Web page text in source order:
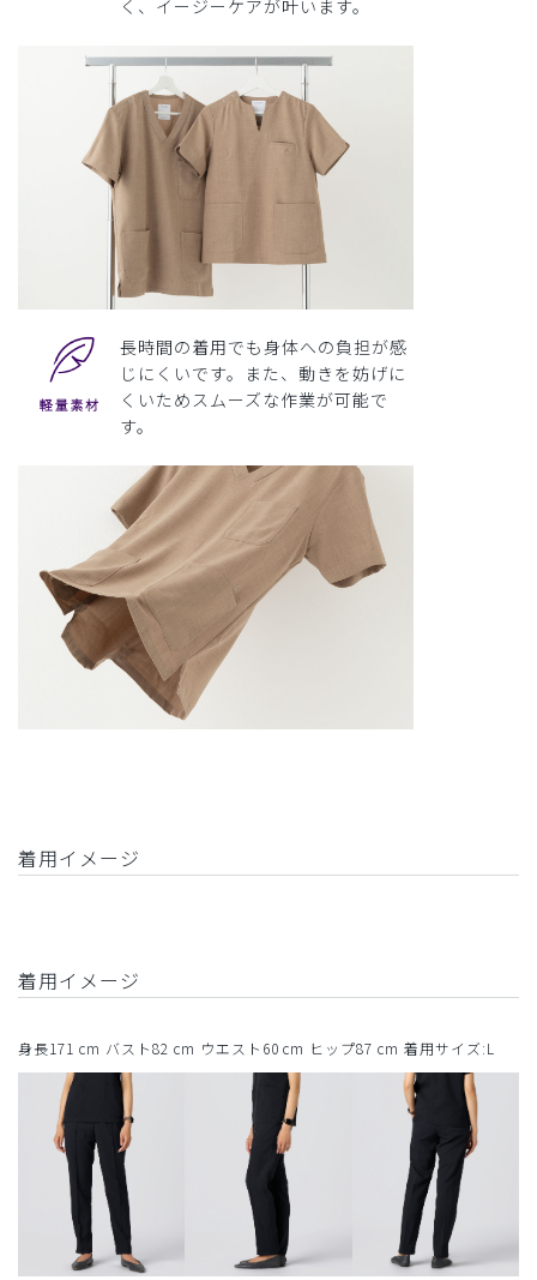
く、イージーケアが叶います。
長時間の着用でも身体への負担が感
じにくいです。また、動きを妨げに
くいためスムーズな作業が可能で
す。
着用イメージ
着用イメージ
身長171 cm バスト82 cm ウエスト60 cm ヒップ87 cm 着用サイズ:L